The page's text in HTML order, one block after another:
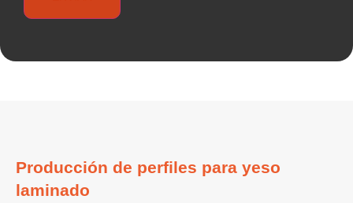
Producción de perfiles para yeso
laminado